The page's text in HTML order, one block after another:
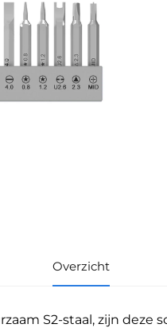
Overzicht
S2-staal, zijn deze